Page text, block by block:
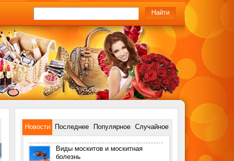
Новости Последнее Популярное Случайное
Виды москитов и москитная
болезнь